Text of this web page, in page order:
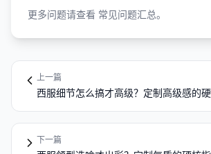
更多问题请查看 常见问题汇总。
上一篇
西服细节怎么搞才高级？定制高级感的
下一篇